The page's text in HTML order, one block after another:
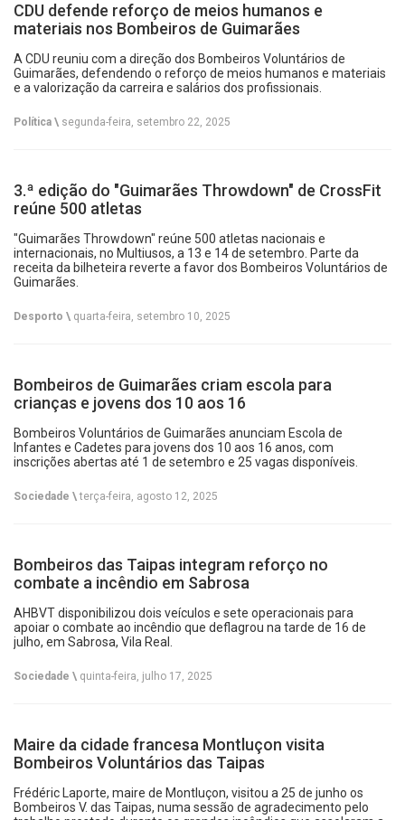
CDU defende reforço de meios humanos e
materiais nos Bombeiros de Guimarães
A CDU reuniu com a direção dos Bombeiros Voluntários de
Guimarães, defendendo o reforço de meios humanos e materiais
e a valorização da carreira e salários dos profissionais.
Política \ segunda-feira, setembro 22, 2025
3.ª edição do "Guimarães Throwdown" de CrossFit
reúne 500 atletas
"Guimarães Throwdown" reúne 500 atletas nacionais e
internacionais, no Multiusos, a 13 e 14 de setembro. Parte da
receita da bilheteira reverte a favor dos Bombeiros Voluntários de
Guimarães.
Desporto \ quarta-feira, setembro 10, 2025
Bombeiros de Guimarães criam escola para
crianças e jovens dos 10 aos 16
Bombeiros Voluntários de Guimarães anunciam Escola de
Infantes e Cadetes para jovens dos 10 aos 16 anos, com
inscrições abertas até 1 de setembro e 25 vagas disponíveis.
Sociedade \terça-feira, agosto 12, 2025
Bombeiros das Taipas integram reforço no
combate a incêndio em Sabrosa
AHBVT disponibilizou dois veículos e sete operacionais para
apoiar o combate ao incêndio que deflagrou na tarde de 16 de
julho, em Sabrosa, Vila Real.
Sociedade \ quinta-feira, julho 17, 2025
Maire da cidade francesa Montluçon visita
Bombeiros Voluntários das Taipas
Frédéric Laporte, maire de Montluçon, visitou a 25 de junho os
Bombeiros V. das Taipas, numa sessão de agradecimento pelo